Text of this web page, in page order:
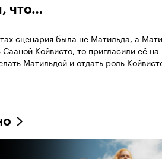
что…
сценария была не Матильда, а
Сааной Койвисто, то пригласили её
Матильдой и отдать роль